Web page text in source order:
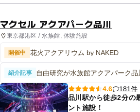
マクセル アクアパーク品川
東京都港区 / 水族館, 体験施設
開催中 花火アクアリウム by NAKED
紹介記事
自由研究が水族館アクアパーク
4.6
181件
品川駅から徒歩2分の
ント施設！